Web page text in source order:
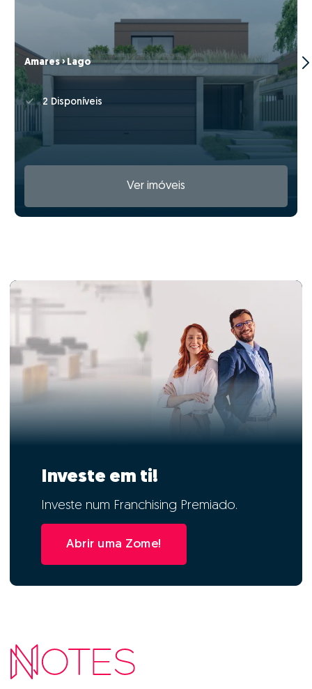
Amares › Lago
2 Disponíveis
Ver imóveis
Investe em ti!
Investe num Franchising Premiado.
Abrir uma Zome!